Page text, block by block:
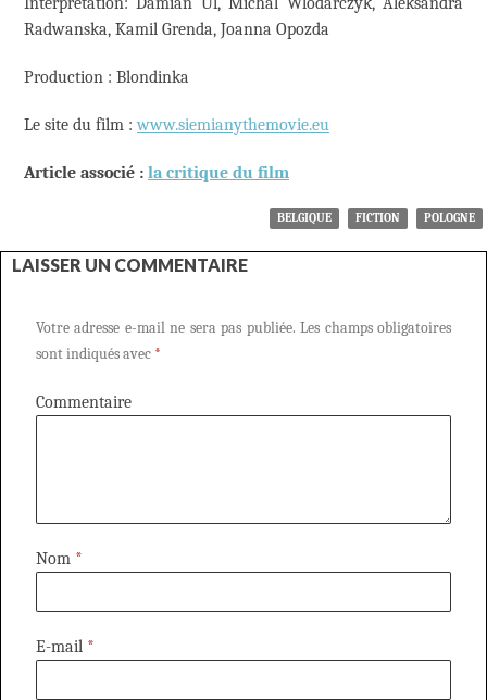
Radwanska, Kamil Grenda, Joanna Opozda
Production : Blondinka
Le site du film :www.siemianythemovie.eu
Article associé : la critique du film
BELGIQUE FICTION POLOGNE
LAISSER UN COMMENTAIRE
Votre adresse e-mail ne sera pas publiée. Les champs obligatoires
sont indiqués avec *
Commentaire
Nom *
E-mail *